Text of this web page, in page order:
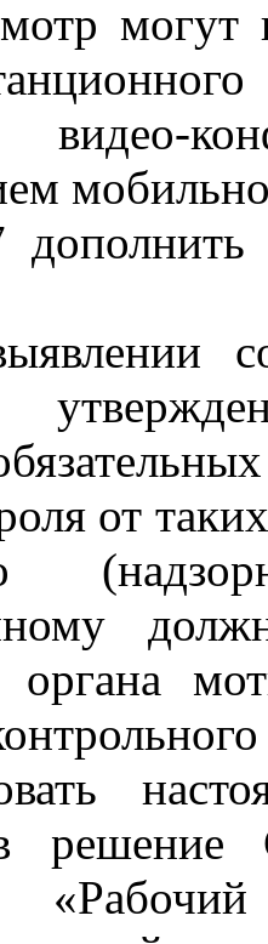
могут
видео-
от
органа
решение